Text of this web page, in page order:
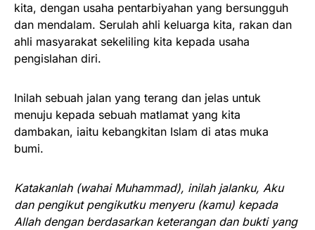
kita, dengan usaha pentarbiyahan yang bersungguh
dan mendalam. Serulah ahli keluarga kita, rakan dan
ahli masyarakat sekeliling kita kepada usaha
pengislahan diri.
Inilah sebuah jalan yang terang dan jelas untuk
menuju kepada sebuah matlamat yang kita
dambakan, iaitu kebangkitan Islam di atas muka
bumi.
Katakanlah (wahai Muhammad), inilah jalanku, Aku
dan pengikut pengikutku menyeru (kamu) kepada
Allah dengan berdasarkan keterangan dan bukti yang